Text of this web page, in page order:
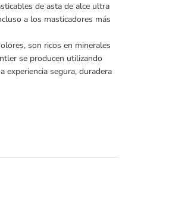
de asta de alce ultra
a los masticadores más
son ricos en minerales
se producen utilizando
experiencia segura, duradera
no siempre se verán igual
6 meses de edad.